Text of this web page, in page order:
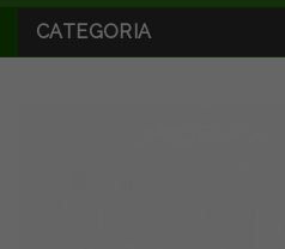
CATEGORIA